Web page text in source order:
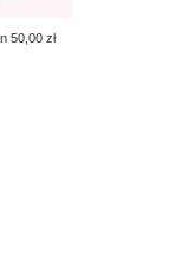
50,00 zł